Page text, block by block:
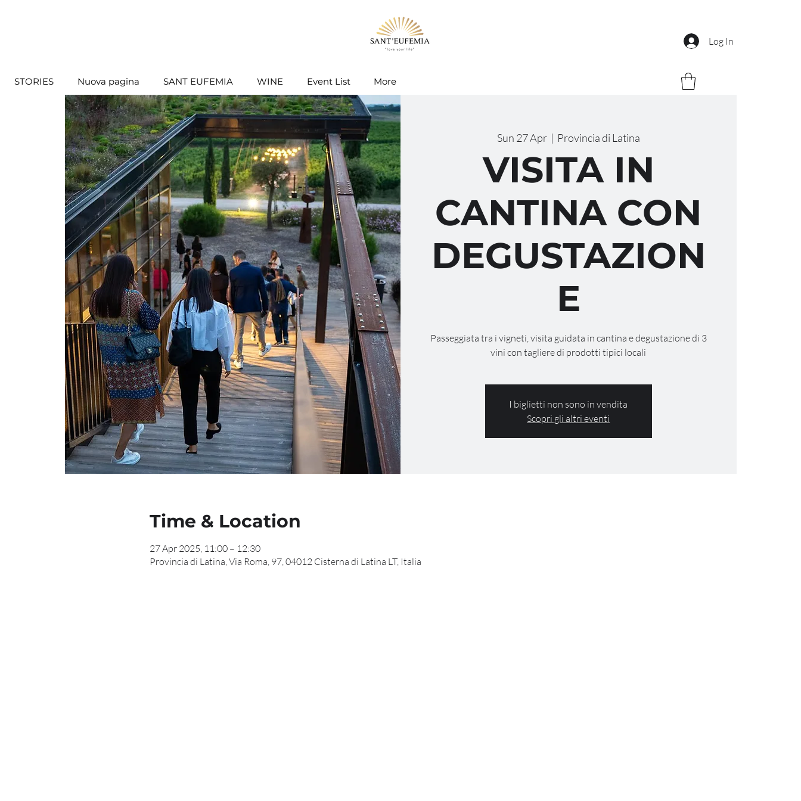
Log In
STORIES Nuova pagina SANT EUFEMIA WINE Event List More
Sun 27 Apr
  |
Provincia di Latina
VISITA IN
CANTINA CON
DEGUSTAZION
E
Passeggiata tra i vigneti, visita guidata in cantina e degustazione di 3
vini con tagliere di prodotti tipici locali
I biglietti non sono in vendita
Scopri gli altri eventi
Time & Location
27 Apr 2025, 11:00 – 12:30
Provincia di Latina, Via Roma, 97, 04012 Cisterna di Latina LT, Italia